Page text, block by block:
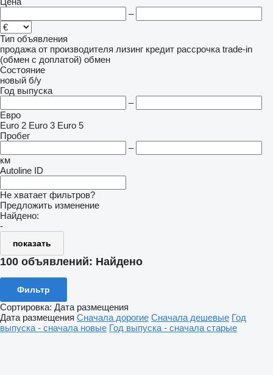
–
Тип объявления
продажа от производителя лизинг кредит рассрочка trade-in
(обмен с доплатой) обмен
Состояние
новый б/у
Год выпуска
–
Евро
Euro 2 Euro 3 Euro 5
Пробег
–
км
Autoline ID
Не хватает фильтров?
Предложить изменение
Найдено:
-
показать
100 объявлений: Найдено
Фильтр
Сортировка: Дата размещения
Дата размещения Сначала дорогие Сначала дешевые Год
выпуска - сначала новые Год выпуска - сначала старые